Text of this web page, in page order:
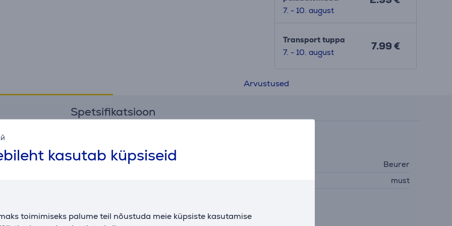
kasutab küpsiseid
toimimiseks palume teil nõustuda meie küpsiste kasutamise
7. - 10. august
Transport tuppa
7. - 10. august
7.99 €
Arvustused
Spetsifikatsioon
Mõõtmed
Beurer
must
Toide